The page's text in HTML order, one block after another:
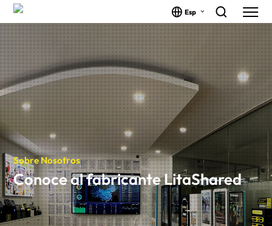
Esp
Sobre Nosotros
Conoce al fabricante LitaShared